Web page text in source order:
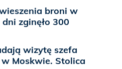
broni w
zginęło 300
wizytę szefa
Moskwie. Stolica